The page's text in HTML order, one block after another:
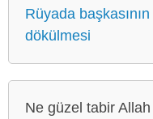
Rüyada
dökülmesi
Ne güzel tabir